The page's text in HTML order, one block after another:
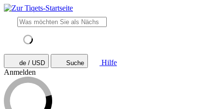
de / USD Suche
Hilfe
Anmelden